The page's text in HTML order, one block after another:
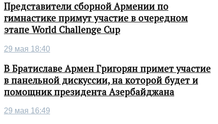
Представители сборной Армении по
гимнастике примут участие в очередном
этапе World Challenge Cup
29 мая 18:40
В Братиславе Армен Григорян примет участие
в панельной дискуссии, на которой будет и
помощник президента Азербайджана
29 мая 16:49